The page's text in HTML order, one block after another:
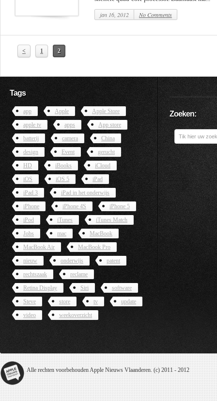
jan 16, 2012 No Comments
< 1 2
Tags
app Apple
Apple Store
apple tv
apps
App store
batterij
camera
China
design
Event
gerucht
HD
iBooks
iCloud
iOS
iOS 5
iPad
iPad 3
iPad in het onderwijs
iPhone
iPhone 4S
iPhone 5
iPod
iTunes
iTunes Match
Jobs
mac
MacBook
MacBook Air
MacBook Pro
nieuw
onderwijs
patent
rechtszaak
reclame
Retina Display
Siri
software
Steve
store tv
update
video
weekoverzicht
Zoeken:
Alle rechten voorbehouden Apple Nieuws Vlaanderen. (c) 2011 - 2012